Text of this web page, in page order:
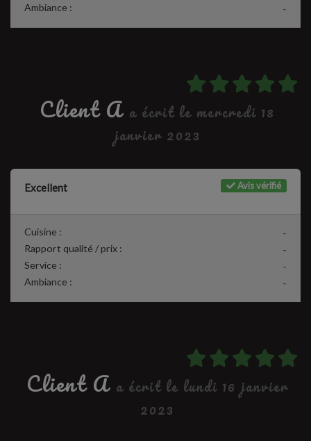
-
Ambiance :
Client A a écrit le mercredi 18
janvier 2023
Avis vérifié
Excellent
-
Cuisine :
-
Rapport qualité / prix :
-
Service :
-
Ambiance :
Client A a écrit le lundi 16 janvier
2023